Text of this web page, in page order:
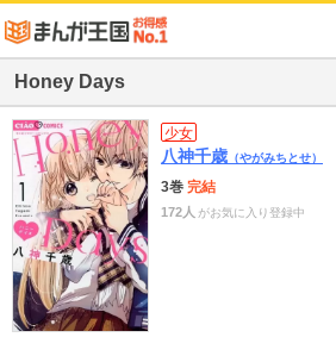
Honey Days
少女
八神千歳 （やがみちとせ）
3巻 完結
172人 がお気に入り登録中